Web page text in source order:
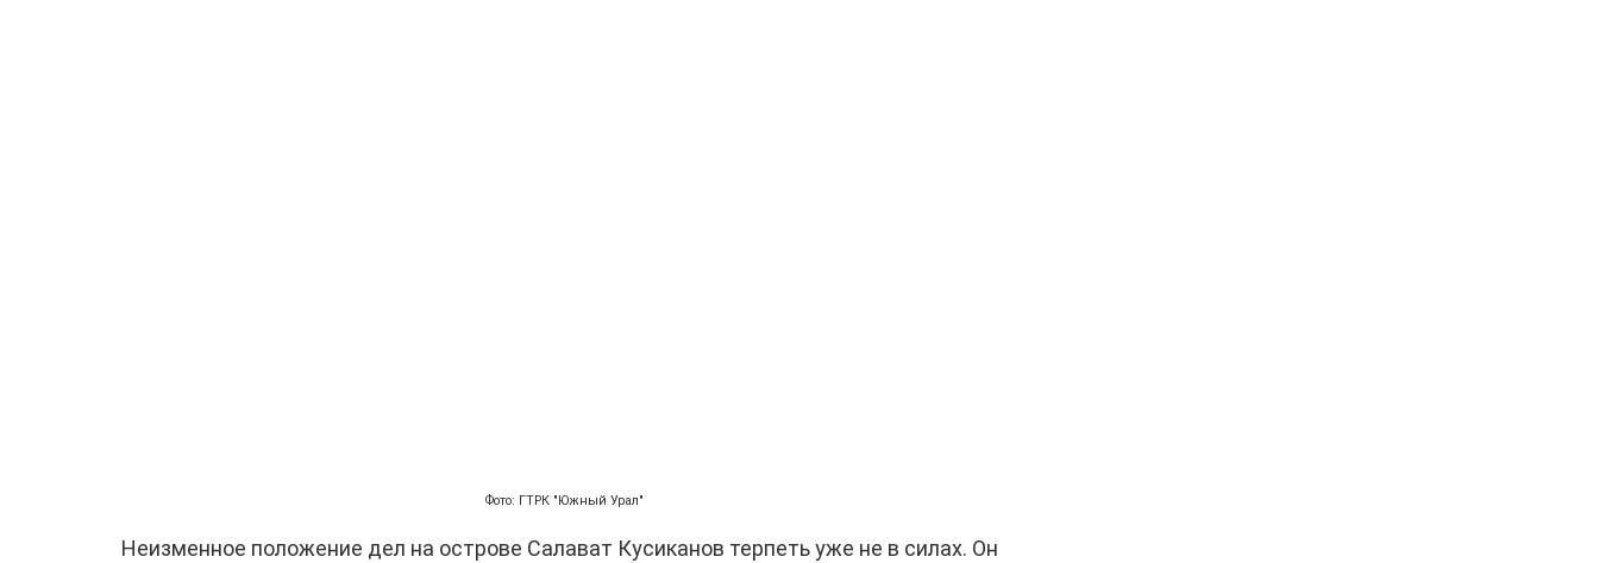
Фото: ГТРК "Южный Урал"
Неизменное положение дел на острове Салават Кусиканов терпеть уже не в силах. Он